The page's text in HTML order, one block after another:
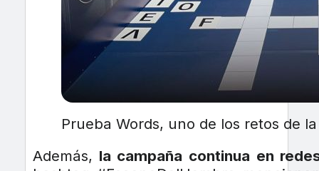
Prueba Words, uno de los retos de
Además, la campaña continua en